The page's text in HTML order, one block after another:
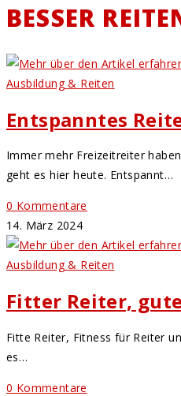
BESSER
Ausbildung & Reiten
Entspanntes
Immer mehr Freizeitreiter
geht es hier heute. Entspannt…
0 Kommentare
14. März 2024
Ausbildung & Reiten
Fitter Reiter,
Fitte Reiter, Fitness für Reiter
es…
0 Kommentare